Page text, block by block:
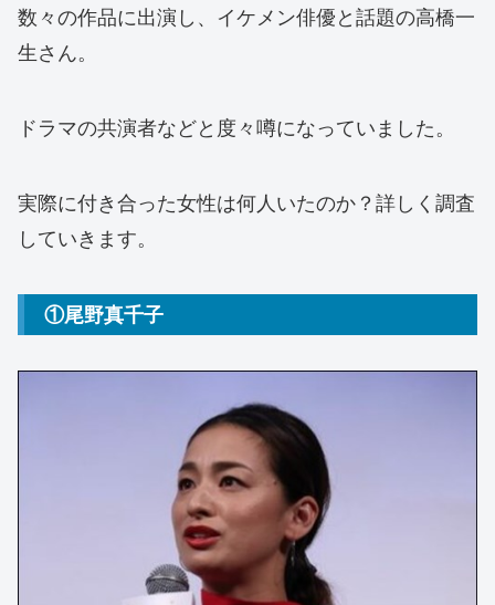
数々の作品に出演し、イケメン俳優と話題の高橋一
生さん。
ドラマの共演者などと度々噂になっていました。
実際に付き合った女性は何人いたのか？詳しく調査
していきます。
①尾野真千子